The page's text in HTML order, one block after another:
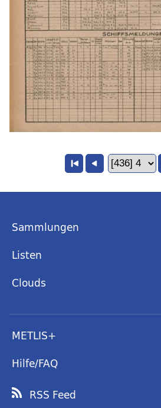
Sammlungen
Listen
Clouds
METLIS+
Hilfe/FAQ
RSS Feed